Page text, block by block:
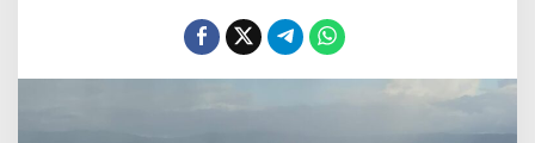
u
h
P